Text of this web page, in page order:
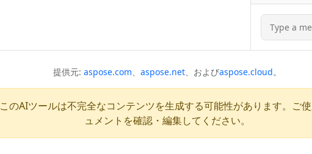
提供元: aspose.com、 aspose.net、およびaspose.cloud。
このAIツールは不完全なコンテンツを生成する可能性があります。ご
ュメントを確認・編集してください。